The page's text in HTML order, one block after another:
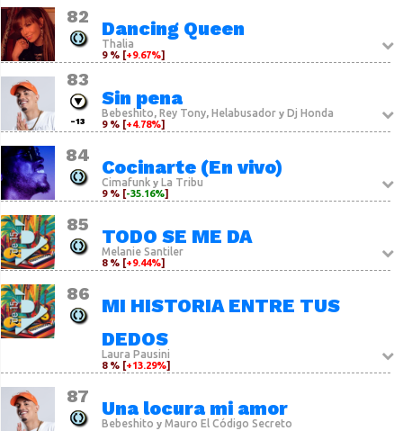
82
Dancing Queen
Thalia
9 % [+9.67%]
83
-13
Sin pena
Bebeshito, Rey Tony, Helabusadory Dj Honda
9 % [+4.78%]
84
Cocinarte (En vivo)
Cimafunky La Tribu
9 % [-35.16%]
85
TODO SE ME DA
Melanie Santiler
8 % [+9.44%]
86
MI HISTORIA ENTRE TUS
DEDOS
Laura Pausini
8 % [+13.29%]
87
Una locura mi amor
Bebeshito y Mauro El Código Secreto